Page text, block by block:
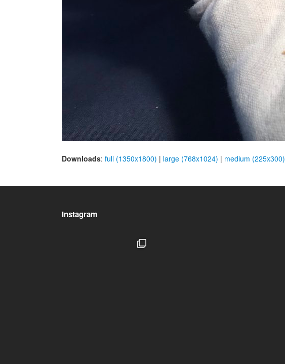
Downloads: full (1350x1800) | large (768x1024) | medium (225x300)
Instagram